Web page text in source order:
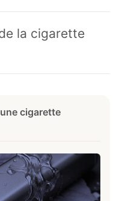
la cigarette
cigarette